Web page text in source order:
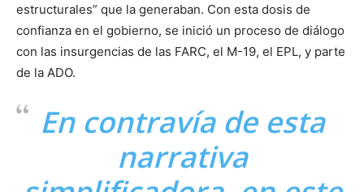
estructurales” que la generaban. Con esta dosis de
confianza en el gobierno, se inició un proceso de diálogo
con las insurgencias de las FARC, el M-19, el EPL, y parte
de la ADO.
En contravía de esta
narrativa